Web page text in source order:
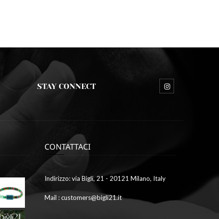
STAY CONNECT
9,
2023
galleria1
9,
CONTATTACI
Indirizzo: via Bigli, 21 - 20121 Milano, Italy
Mail : customers@bigli21.it